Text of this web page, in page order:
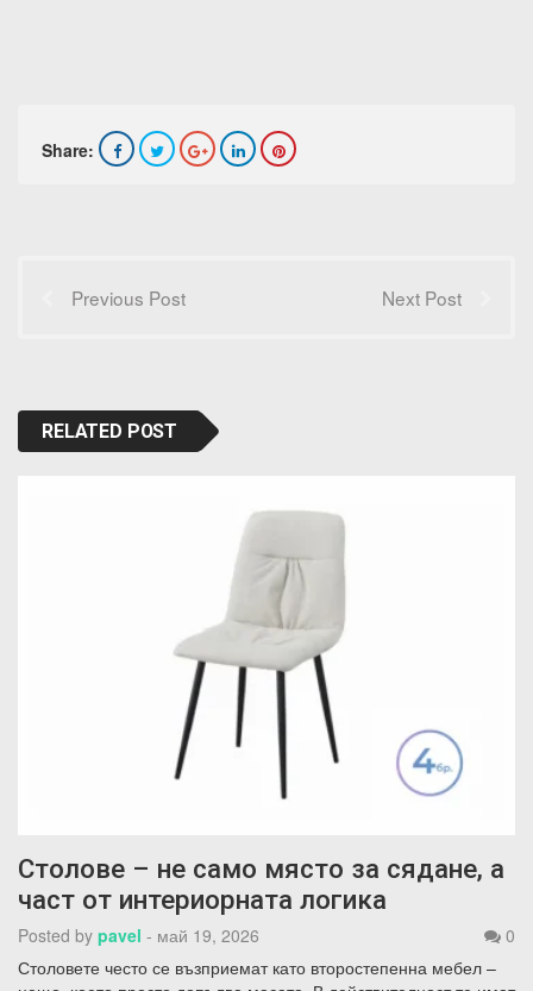
Share:
Previous Post Next Post
RELATED POST
Столове – не само място за сядане, а
част от интериорната логика
Posted by pavel - май 19, 2026
0
Столовете често се възприемат като второстепенна мебел –